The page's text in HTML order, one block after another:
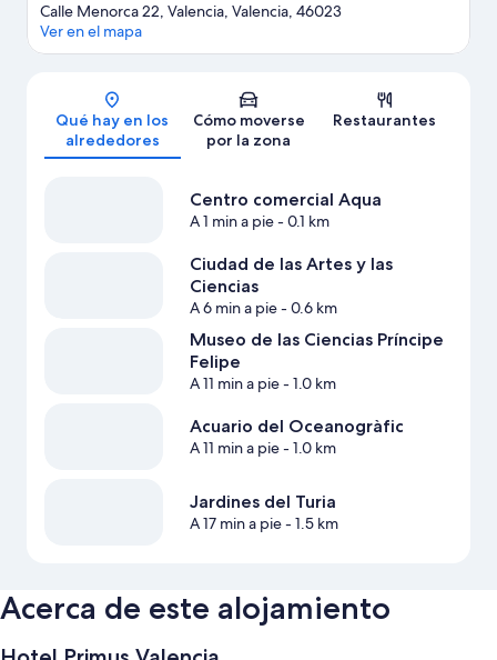
Mapa
Calle Menorca 22, Valencia, Valencia, 46023
Ver en el mapa
Qué hay en los
alrededores
Cómo moverse
por la zona
Restaurantes
Centro comercial Aqua
A 1 min a pie- 0.1 km
Ciudad de las Artes y las
Ciencias
A 6 min a pie- 0.6 km
Museo de las Ciencias Príncipe
Felipe
A 11 min a pie- 1.0 km
Acuario del Oceanogràfic
A 11 min a pie- 1.0 km
Jardines del Turia
A 17 min a pie- 1.5 km
Acerca de este alojamiento